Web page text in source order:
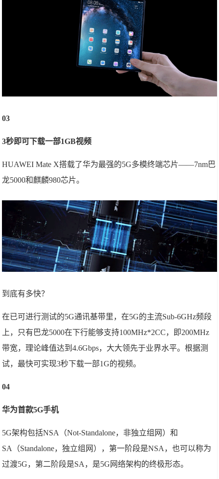
03
3秒即可下载一部1GB视频
HUAWEI Mate X搭载了华为最强的5G多模终端芯片——7nm巴
龙5000和麒麟980芯片。
到底有多快？
在已可进行测试的5G通讯基带里，在5G的主流Sub-6GHz频段
上，只有巴龙5000在下行能够支持100MHz*2CC，即200MHz
带宽，理论峰值达到4.6Gbps，大大领先于业界水平。根据测
试，最快可实现3秒下载一部1G的视频。
04
华为首款5G手机
5G架构包括NSA（Not-Standalone，非独立组网）和
SA（Standalone，独立组网），第一阶段是NSA，也可以称为
过渡5G，第二阶段是SA，是5G网络架构的终极形态。